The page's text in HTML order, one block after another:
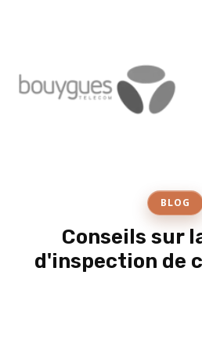
BLOG
Conseils sur
d'inspection de